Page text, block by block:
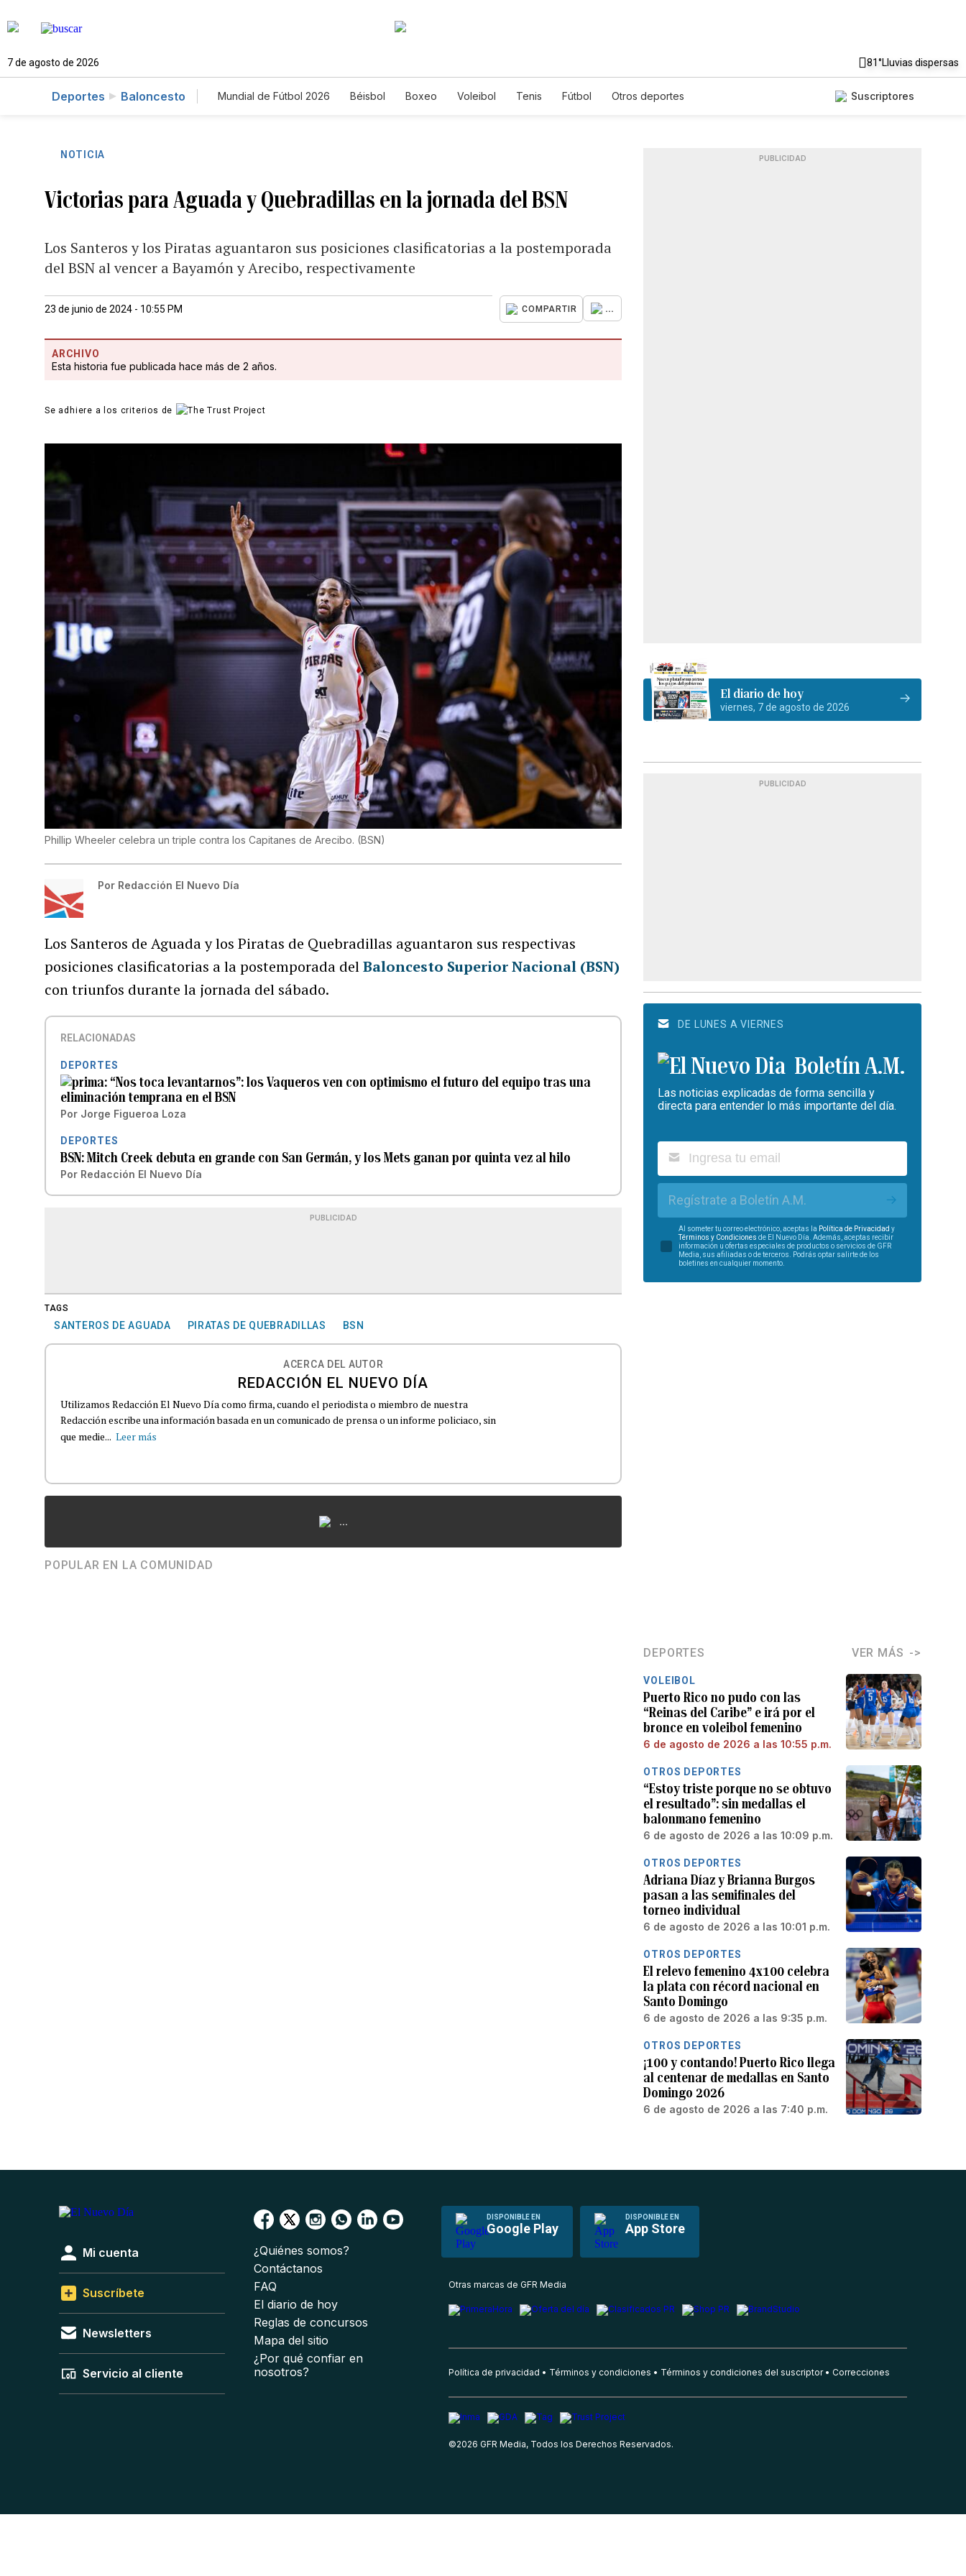
7 de agosto de 2026 81°Lluvias dispersas
Deportes Baloncesto Mundial de Fútbol 2026 Béisbol Boxeo Voleibol Tenis Fútbol Otros deportes Suscriptores
NOTICIA
Victorias para Aguada y Quebradillas en la jornada del BSN
Los Santeros y los Piratas aguantaron sus posiciones clasificatorias a la postemporada
del BSN al vencer a Bayamón y Arecibo, respectivamente
23 de junio de 2024 - 10:55 PM COMPARTIR ...
ARCHIVO
Esta historia fue publicada hace más de 2 años.
Se adhiere a los criterios de
Phillip Wheeler celebra un triple contra los Capitanes de Arecibo. (BSN)
Por Redacción El Nuevo Día
Los Santeros de Aguada y los Piratas de Quebradillas aguantaron sus respectivas
posiciones clasificatorias a la postemporada delBaloncesto Superior Nacional (BSN)
con triunfos durante la jornada del sábado.
RELACIONADAS
DEPORTES
“Nos toca levantarnos”: los Vaqueros ven con optimismo el futuro del equipo tras una
eliminación temprana en el BSN
Por Jorge Figueroa Loza
DEPORTES
BSN: Mitch Creek debuta en grande con San Germán, y los Mets ganan por quinta vez al hilo
Por Redacción El Nuevo Día
PUBLICIDAD
TAGS
SANTEROS DE AGUADA PIRATAS DE QUEBRADILLAS BSN
ACERCA DEL AUTOR
REDACCIÓN EL NUEVO DÍA
Utilizamos Redacción El Nuevo Día como firma, cuando el periodista o miembro de nuestra
Redacción escribe una información basada en un comunicado de prensa o un informe policiaco, sin
que medie... Leer más
...
POPULAR EN LA COMUNIDAD
PUBLICIDAD
El diario de hoy
viernes, 7 de agosto de 2026
PUBLICIDAD
DE LUNES A VIERNES
Boletín A.M.
Las noticias explicadas de forma sencilla y
directa para entender lo más importante del día.
Regístrate a Boletín A.M.
Al someter tu correo electrónico, aceptas la Política de Privacidad y
Términos y Condiciones de El Nuevo Día. Además, aceptas recibir
información u ofertas especiales de productos o servicios de GFR
Media, sus afiliadas o de terceros. Podrás optar salirte de los
boletines en cualquier momento.
DEPORTES VER MÁS
VOLEIBOL
Puerto Rico no pudo con las
“Reinas del Caribe” e irá por el
bronce en voleibol femenino
6 de agosto de 2026 a las 10:55 p.m.
OTROS DEPORTES
“Estoy triste porque no se obtuvo
el resultado”: sin medallas el
balonmano femenino
6 de agosto de 2026 a las 10:09 p.m.
OTROS DEPORTES
Adriana Díaz y Brianna Burgos
pasan a las semifinales del
torneo individual
6 de agosto de 2026 a las 10:01 p.m.
OTROS DEPORTES
El relevo femenino 4x100 celebra
la plata con récord nacional en
Santo Domingo
6 de agosto de 2026 a las 9:35 p.m.
OTROS DEPORTES
¡100 y contando! Puerto Rico llega
al centenar de medallas en Santo
Domingo 2026
6 de agosto de 2026 a las 7:40 p.m.
DISPONIBLE EN
Google Play
DISPONIBLE EN
App Store
Mi cuenta
Suscríbete
Newsletters
Servicio al cliente
¿Quiénes somos?
Contáctanos
FAQ
El diario de hoy
Reglas de concursos
Mapa del sitio
¿Por qué confiar en
nosotros?
Otras marcas de GFR Media
Política de privacidad Términos y condiciones Términos y condiciones del suscriptor Correcciones
©2026 GFR Media, Todos los Derechos Reservados.